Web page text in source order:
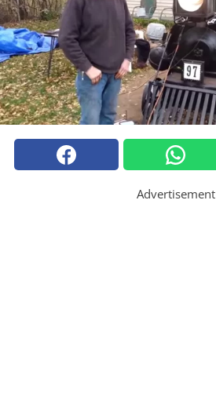
Advertisement